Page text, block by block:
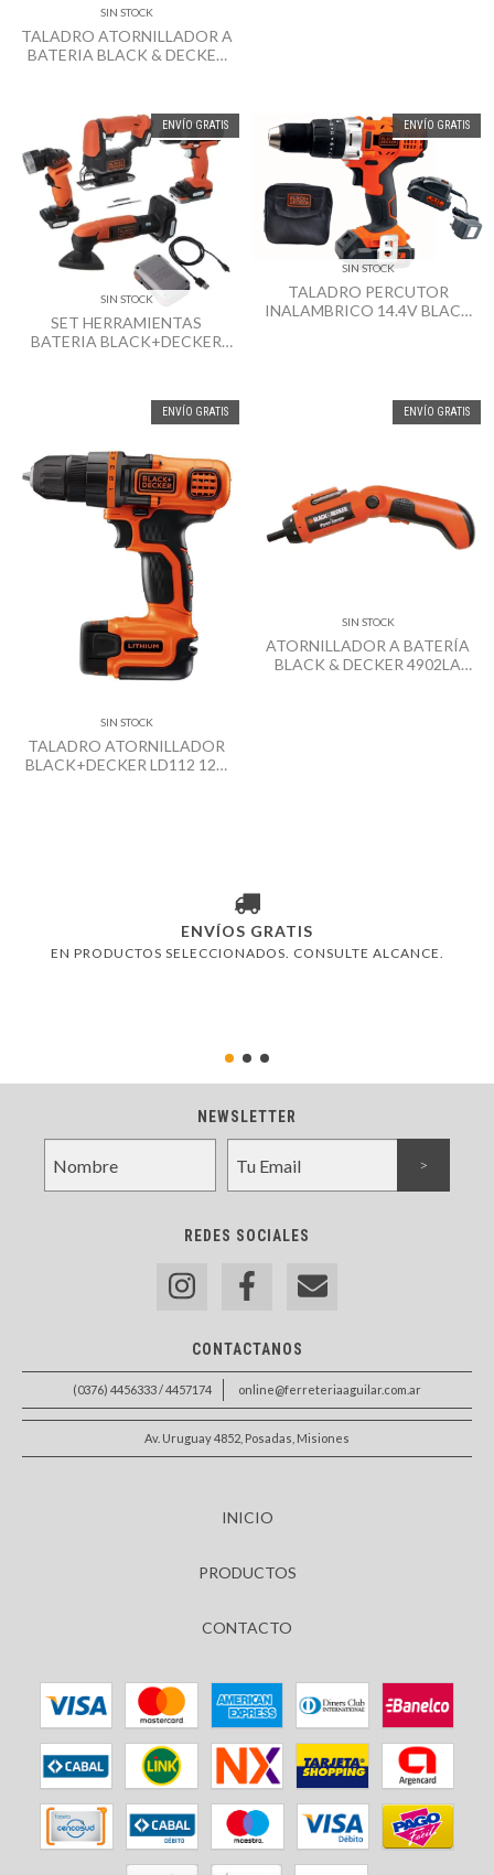
SIN STOCK
TALADRO ATORNILLADOR A
BATERIA BLACK & DECKER
ENVÍO GRATIS
SIN STOCK
SET HERRAMIENTAS
BATERIA BLACK+DECKER
ENVÍO GRATIS
SIN STOCK
TALADRO PERCUTOR
INALAMBRICO 14.4V BLACK
ENVÍO GRATIS
SIN STOCK
TALADRO ATORNILLADOR
BLACK+DECKER LD112 12V
ENVÍO GRATIS
SIN STOCK
ATORNILLADOR A BATERÍA
BLACK & DECKER 4902LA
ENVÍOS GRATIS
EN PRODUCTOS SELECCIONADOS. CONSULTE ALCANCE.
NEWSLETTER
REDES SOCIALES
CONTACTANOS
(0376) 4456333 / 4457174 online@ferreteriaaguilar.com.ar
Av. Uruguay 4852, Posadas, Misiones
INICIO
PRODUCTOS
CONTACTO